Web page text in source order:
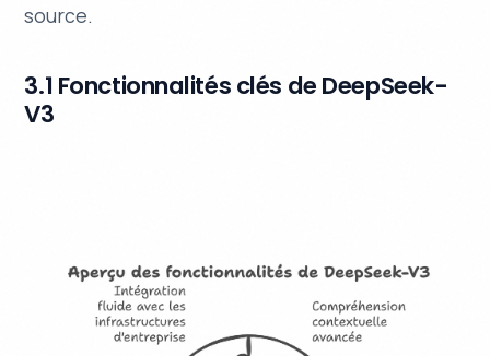
source.
3.1 Fonctionnalités clés de DeepSeek-
V3